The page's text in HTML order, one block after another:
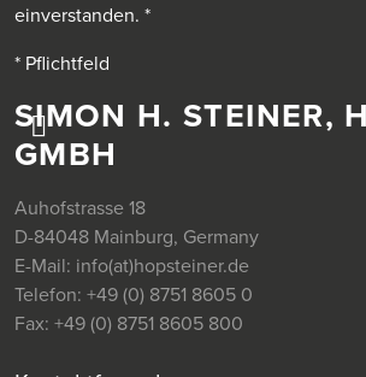
SIMON H. STEINER,
GMBH
Auhofstrasse 18
D-84048 Mainburg, Germany
E-Mail: info(at)hopsteiner.de
Telefon: +49 (0) 8751 8605 0
Fax: +49 (0) 8751 8605 800
einverstanden. *
* Pflichtfeld